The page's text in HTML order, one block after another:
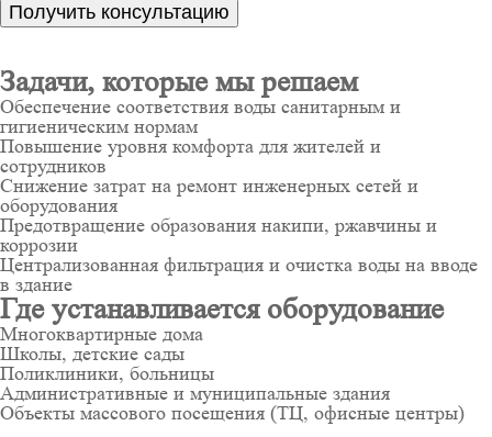
Получить консультацию
Задачи, которые мы решаем
Обеспечение соответствия воды санитарным и
гигиеническим нормам
Повышение уровня комфорта для жителей и
сотрудников
Снижение затрат на ремонт инженерных сетей и
оборудования
Предотвращение образования накипи, ржавчины и
коррозии
Централизованная фильтрация и очистка воды на вводе
в здание
Где устанавливается оборудование
Многоквартирные дома
Школы, детские сады
Поликлиники, больницы
Административные и муниципальные здания
Объекты массового посещения (ТЦ, офисные центры)